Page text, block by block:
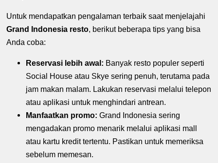
Untuk mendapatkan pengalaman terbaik saat menjelajahi
Grand Indonesia resto, berikut beberapa tips yang bisa
Anda coba:
Reservasi lebih awal: Banyak resto populer seperti
Social House atau Skye sering penuh, terutama pada
jam makan malam. Lakukan reservasi melalui telepon
atau aplikasi untuk menghindari antrean.
Manfaatkan promo: Grand Indonesia sering
mengadakan promo menarik melalui aplikasi mall
atau kartu kredit tertentu. Pastikan untuk memeriksa
sebelum memesan.